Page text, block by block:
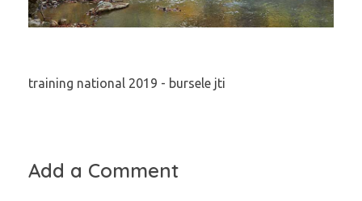
training national 2019 - bursele jti
Add a Comment